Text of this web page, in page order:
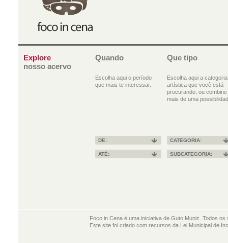
Explore
nosso acervo
Quando
Escolha aqui o período
que mais te interessar.
Que tipo
Escolha aqui a categoria
artística que você está
procurando, ou combine
mais de uma
DE:
ATÉ:
CATEGORIA:
SUBCATEGORIA:
Foco in Cena é uma iniciativa de Guto Muniz. Todos
Este site foi criado com recursos da Lei Municipal de